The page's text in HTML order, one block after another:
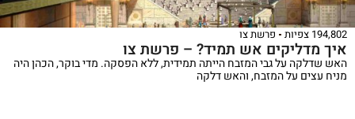
194,802 צפיות פרשת צו
איך מדליקים אש תמיד? – פרשת צו
האש שדלקה על גבי המזבח הייתה תמידית, ללא הפסקה. מדי בוקר, הכהן היה
מניח עצים על המזבח, והאש דלקה